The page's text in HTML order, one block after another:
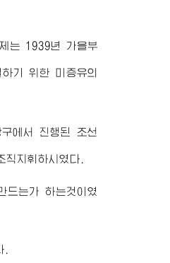
는 1939년 가을부
기 위한 미증유의
에서 진행된 조선
지휘하시였다.
는가 하는것이였